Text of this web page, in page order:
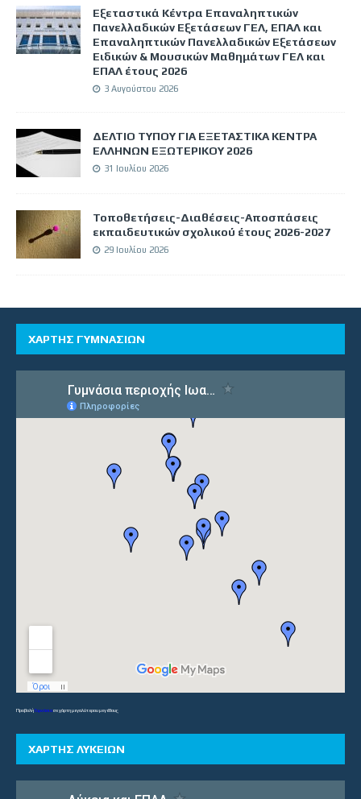
Εξεταστικά Κέντρα Επαναληπτικών
Πανελλαδικών Εξετάσεων ΓΕΛ, ΕΠΑΛ και
Επαναληπτικών Πανελλαδικών Εξετάσεων
Ειδικών & Μουσικών Μαθημάτων ΓΕΛ και
ΕΠΑΛ έτους 2026
3 Αυγούστου 2026
ΔΕΛΤΙΟ ΤΥΠΟΥ ΓΙΑ ΕΞΕΤΑΣΤΙΚΑ ΚΕΝΤΡΑ
ΕΛΛΗΝΩΝ ΕΞΩΤΕΡΙΚΟΥ 2026
31 Ιουλίου 2026
Τοποθετήσεις-Διαθέσεις-Αποσπάσεις
εκπαιδευτικών σχολικού έτους 2026-2027
29 Ιουλίου 2026
ΧΑΡΤΗΣ ΓΥΜΝΑΣΙΩΝ
ΠροβολήΓυμνάσιασε χάρτη μεγαλύτερου μεγέθους
ΧΑΡΤΗΣ ΛΥΚΕΙΩΝ